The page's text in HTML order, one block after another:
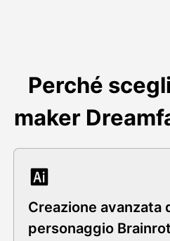
Perché
maker
Creazione avanzata
personaggio Brainrot